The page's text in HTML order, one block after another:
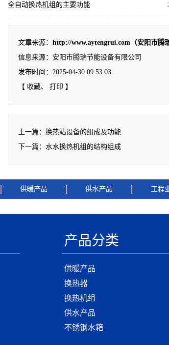
全自动换热机组的主要功能
文章来源： http://www.aytengrui.com（安阳市腾
信息来源： 安阳市腾瑞节能设备有限公司
发布时间：2025-04-30 09:53:03
【 收藏、 打印 】
上一篇： 换热站设备的组成及功能
下一篇： 水水换热机组的结构组成
供暖产品 供水产品 工程
产品分类
供暖产品
换热器
换热机组
供水产品
不锈钢水箱